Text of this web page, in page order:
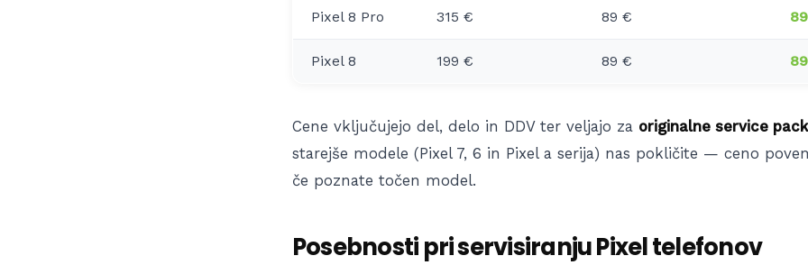
Pixel 8 Pro 315 € 89 €
Pixel 8 199 € 89 €
Cene vključujejo del, delo in DDV ter veljajo za originalne service
starejše modele (Pixel 7, 6 in Pixel a serija) nas pokličite — ceno
če poznate točen model.
Posebnosti pri servisiranju Pixel telefonov